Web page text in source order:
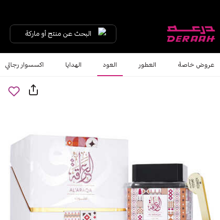
البحث عن منتج أو ماركة
عروض خاصة العطور العود الهدايا اكسسوار رجالي